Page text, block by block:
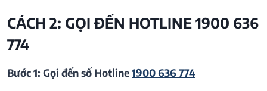
CÁCH 2: GỌI ĐẾN HOTLINE 1900 636
774
Bước 1: Gọi đến số Hotline1900 636 774